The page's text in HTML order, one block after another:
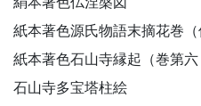
紙本著色源氏物語末摘花巻（
紙本著色石山寺縁起（巻第
石山寺多宝塔柱絵